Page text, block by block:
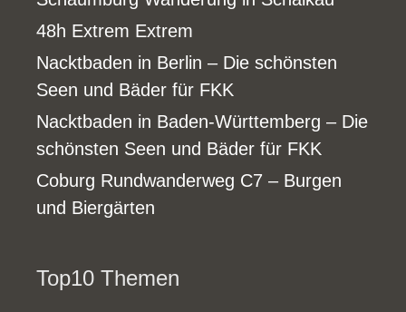
48h Extrem Extrem
Nacktbaden in Berlin – Die schönsten
Seen und Bäder für FKK
Nacktbaden in Baden-Württemberg – Die
schönsten Seen und Bäder für FKK
Coburg Rundwanderweg C7 – Burgen
und Biergärten
Top10 Themen